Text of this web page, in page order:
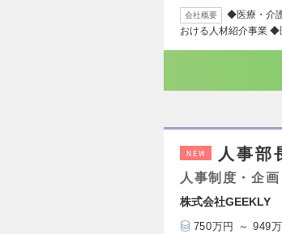
会社概要
◆医療・介
おける人材紹介事業
NEW 人事部
人事制度・企画
株式会社GEEKLY
750万円 ～ 949万